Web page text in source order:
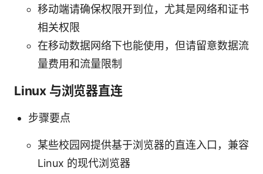
移动端请确保权限开到位，尤其是网络和证书
相关权限
在移动数据网络下也能使用，但请留意数据流
量费用和流量限制
Linux 与浏览器直连
步骤要点
某些校园网提供基于浏览器的直连入口，兼容
Linux 的现代浏览器